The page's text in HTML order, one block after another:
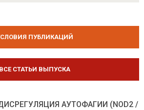
ПУБЛИКАЦИЙ
ВСЕ СТАТЬИ ВЫПУСКА
АУТОФАГИИ (NOD2 /